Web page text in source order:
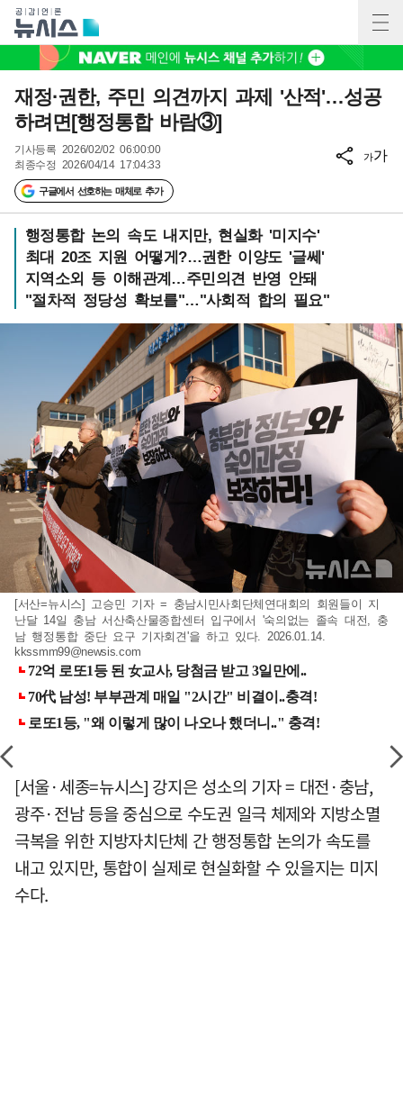
재정·권한, 주민 의견까지 과제 '산적'…성공
하려면[행정통합 바람③]
기사등록 2026/02/02 06:00:00
최종수정 2026/04/14 17:04:33
구글에서 선호하는 매체로 추가
가가
행정통합 논의 속도 내지만, 현실화 '미지수'
최대 20조 지원 어떻게?…권한 이양도 '글쎄'
지역소외 등 이해관계…주민의견 반영 안돼
"절차적 정당성 확보를"…"사회적 합의 필요"
[서산=뉴시스] 고승민 기자 = 충남시민사회단체연대회의 회원들이 지
난달 14일 충남 서산축산물종합센터 입구에서 '숙의없는 졸속 대전, 충
남 행정통합 중단 요구 기자회견'을 하고 있다. 2026.01.14.
kkssmm99@newsis.com
[서울·세종=뉴시스] 강지은 성소의 기자 = 대전·충남,
광주·전남 등을 중심으로 수도권 일극 체제와 지방소멸
극복을 위한 지방자치단체 간 행정통합 논의가 속도를
내고 있지만, 통합이 실제로 현실화할 수 있을지는 미지
수다.